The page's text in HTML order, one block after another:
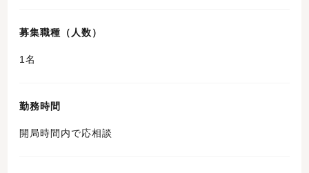
募集職種（人数）
1名
勤務時間
開局時間内で応相談